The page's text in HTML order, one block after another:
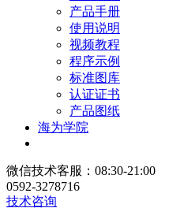
产品手册
使用说明
视频教程
程序示例
标准图库
认证证书
产品图纸
海为学院
微信技术客服：08:30-21:00
0592-3278716
技术咨询